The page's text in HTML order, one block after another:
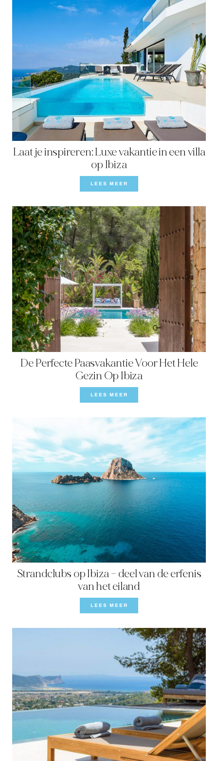
Laat je inspireren: Luxe vakantie in een villa
op Ibiza
LEES MEER
De Perfecte Paasvakantie Voor Het Hele
Gezin Op Ibiza
LEES MEER
Strandclubs op Ibiza – deel van de erfenis
van het eiland
LEES MEER